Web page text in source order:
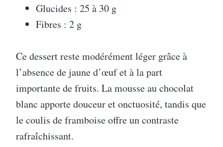
Glucides : 25 à 30 g
Fibres : 2 g
Ce dessert reste modérément léger grâce à
l’absence de jaune d’œuf et à la part
importante de fruits. La mousse au chocolat
blanc apporte douceur et onctuosité, tandis que
le coulis de framboise offre un contraste
rafraîchissant.